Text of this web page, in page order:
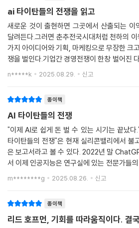
부자가 될 가능성은 크지 않다”는 냉정한 전망
본, 리더십과 조직, 꿈과 현실이 충돌하는 한가
산업에서 벌어지고 있는 변화를 가장 가까운
AI 거품인가 과도기인가
‘자본 전쟁’ 관점에서 바라본 AI 산업
비교한다. 1995년 인터넷 붐이 그랬듯, 2022
리콘밸리를 넘어 전 세계를 흔들었다. AI가 세
라는 낙관론이 넘쳐났지만, 수익성에 대한 검
품론’이라는 반발을 불러왔다. 닷컴 버블 당
보기 전에 수백만 달러를 베팅했던 것처럼, 오
단적인 속도와 규모로 전개되고 있다. 책은 이
년대 후반과 2020년대 초반이라는 두 시기의
안’의 공통 패턴을 생생하게 포착한다.
《AI 타이탄들의 전쟁》은 단순히 기술 발달 과
산업을 주도하고 있는 주요 인물들의 생생한
ai 타이탄들의 전쟁을 읽고
새로운 것이 출현하면 그곳에서 산출되는 이
달려든다.그러면 춘추전국시대처럼 천하의
가지 아이디어와 기획, 마케킹으로 무장한 크
쟁을 벌인다.기업간 경영전쟁이 한창 벌어진
아남게 된다.이미 우리는 20세기와 21세기의
n*****k 2025.08.29. 신고
종이책
AI 타이탄들의 전쟁
"이제 AI로 쉽게 돈 벌 수 있는 시기는 끝났
타이탄들의 전쟁"은 현재 실리콘밸리에서 불
은 보고서라고 볼 수 있다. 2022년 말
서 이제 인공지능은 연구실에 있는 전문가들
니라 평범한 대중의 일상에서도 사용되게 되
되었고 이제 승자
m********g 2025.08.26. 신고
종이책
리드 호프먼, 기회를 따라움직이다. 결